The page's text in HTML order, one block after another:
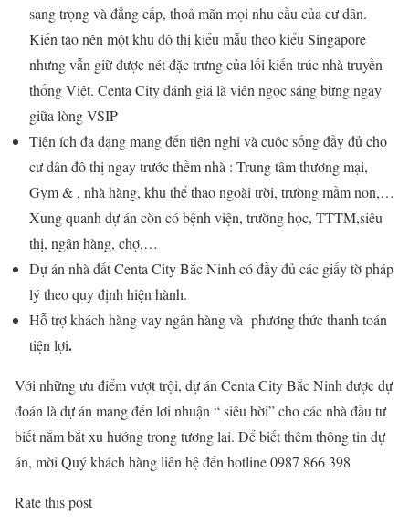
sang trọng và đẳng cấp, thoả mãn mọi nhu cầu của cư dân.
Kiến tạo nên một khu đô thị kiểu mẫu theo kiểu Singapore
nhưng vẫn giữ được nét đặc trưng của lối kiến trúc nhà truyền
thống Việt. Centa City đánh giá là viên ngọc sáng bừng ngay
giữa lòng VSIP
Tiện ích đa dạng mang đến tiện nghi và cuộc sống đầy đủ cho
cư dân đô thị ngay trước thềm nhà : Trung tâm thương mại,
Gym & , nhà hàng, khu thể thao ngoài trời, trường mầm non,…
Xung quanh dự án còn có bệnh viện, trường học, TTTM,siêu
thị, ngân hàng, chợ,…
Dự án nhà đất Centa City Bắc Ninh có đầy đủ các giấy tờ pháp
lý theo quy định hiện hành.
Hỗ trợ khách hàng vay ngân hàng và phương thức thanh toán
tiện lợi.
Với những ưu điểm vượt trội, dự án Centa City Bắc Ninh được dự
đoán là dự án mang đến lợi nhuận “ siêu hời” cho các nhà đầu tư
biết nắm bắt xu hướng trong tương lai. Để biết thêm thông tin dự
án, mời Quý khách hàng liên hệ đến hotline 0987 866 398
Rate this post